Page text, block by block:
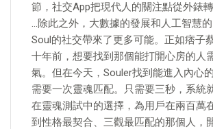
節，社交App把現代人的關注點從外錶轉
…除此之外，大數據的發展和人工智慧
Soul的社交帶來了更多可能。正如痞子
十年前，想要找到那個能打開心房的人
氣。但在今天，Souler找到能進入內心
需要一次靈魂匹配。只需要三秒，系統
在靈魂測試中的選擇，為用戶在兩百萬
到性格最契合、三觀最匹配的那個人，